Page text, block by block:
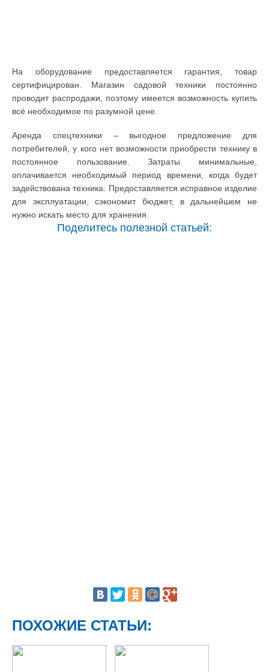
На оборудование предоставляется гарантия, товар
сертифицирован. Магазин садовой техники постоянно
проводит распродажи, поэтому имеется возможность купить
всё необходимое по разумной цене.
Аренда спецтехники – выгодное предложение для
потребителей, у кого нет возможности приобрести технику в
постоянное пользование. Затраты минимальные,
оплачивается необходимый период времени, когда будет
задействована техника. Предоставляется исправное изделие
для эксплуатации, сэкономит бюджет, в дальнейшем не
нужно искать место для хранения.
Поделитесь полезной статьей:
ПОХОЖИЕ СТАТЬИ: